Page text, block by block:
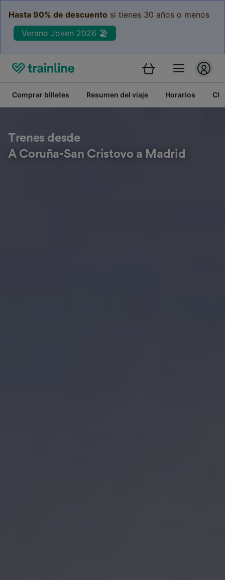
Hasta 90% de descuento si tienes 30 años o menos
Verano Joven 2026 🏖️
Comprar billetes Resumen del viaje Horarios
Trenes desde
A Coruña-San Cristovo a Madrid